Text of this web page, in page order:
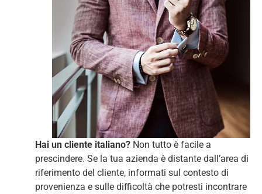
Hai un cliente italiano? Non tutto è facile a
prescindere. Se la tua azienda è distante dall’area di
riferimento del cliente, informati sul contesto di
provenienza e sulle difficoltà che potresti incontrare